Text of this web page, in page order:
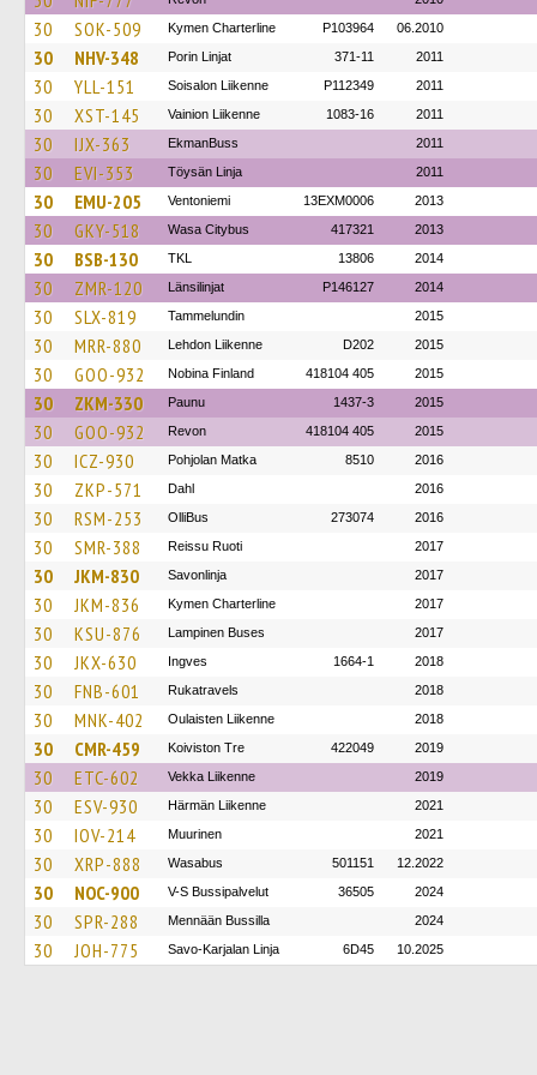
30 SOK-509 Kymen Charterline P103964 06.2010
30 NHV-348 Porin Linjat 371-11 2011
30 YLL-151 Soisalon Liikenne P112349 2011
30 XST-145 Vainion Liikenne 1083-16 2011
30 IJX-363 EkmanBuss 2011
30 EVI-353 Töysän Linja 2011
30 EMU-205 Ventoniemi 13EXM0006 2013
30 GKY-518 Wasa Citybus 417321 2013
30 BSB-130 TKL 13806 2014
30 ZMR-120 Länsilinjat P146127 2014
30 SLX-819 Tammelundin 2015
30 MRR-880 Lehdon Liikenne D202 2015
30 GOO-932 Nobina Finland 418104 405 2015
30 ZKM-330 Paunu 1437-3 2015
30 GOO-932 Revon 418104 405 2015
30 ICZ-930 Pohjolan Matka 8510 2016
30 ZKP-571 Dahl 2016
30 RSM-253 OlliBus 273074 2016
30 SMR-388 Reissu Ruoti 2017
30 JKM-830 Savonlinja 2017
30 JKM-836 Kymen Charterline 2017
30 KSU-876 Lampinen Buses 2017
30 JKX-630 Ingves 1664-1 2018
30 FNB-601 Rukatravels 2018
30 MNK-402 Oulaisten Liikenne 2018
30 CMR-459 Koiviston Tre 422049 2019
30 ETC-602 Vekka Liikenne 2019
30 ESV-930 Härmän Liikenne 2021
30 IOV-214 Muurinen 2021
30 XRP-888 Wasabus 501151 12.2022
30 NOC-900 V-S Bussipalvelut 36505 2024
30 SPR-288 Mennään Bussilla 2024
30 JOH-775 Savo-Karjalan Linja 6D45 10.2025